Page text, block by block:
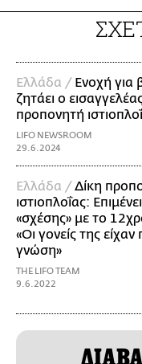
Ελλάδα / Ενοχή για
ζητάει ο
προπονητή
LIFO NEWSROOM
29.6.2024
Ελλάδα /Δίκη
ιστιοπλοΐας:
«σχέσης» με το
«Οι γονείς της
γνώση»
THE LIFO TEAM
9.6.2022